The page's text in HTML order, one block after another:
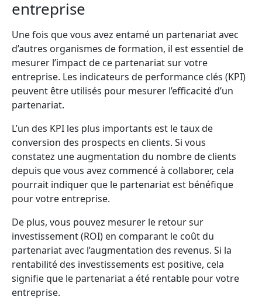
entreprise
Une fois que vous avez entamé un partenariat avec
d’autres organismes de formation, il est essentiel de
mesurer l’impact de ce partenariat sur votre
entreprise. Les indicateurs de performance clés (KPI)
peuvent être utilisés pour mesurer l’efficacité d’un
partenariat.
L’un des KPI les plus importants est le taux de
conversion des prospects en clients. Si vous
constatez une augmentation du nombre de clients
depuis que vous avez commencé à collaborer, cela
pourrait indiquer que le partenariat est bénéfique
pour votre entreprise.
De plus, vous pouvez mesurer le retour sur
investissement (ROI) en comparant le coût du
partenariat avec l’augmentation des revenus. Si la
rentabilité des investissements est positive, cela
signifie que le partenariat a été rentable pour votre
entreprise.